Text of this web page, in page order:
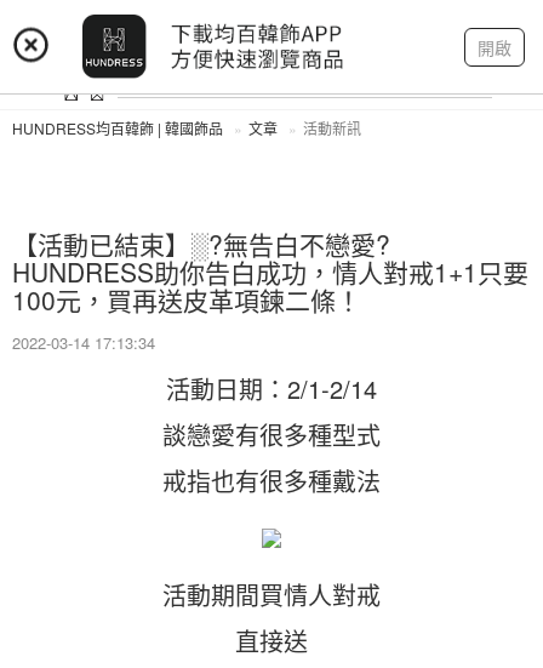
開啟
登入 註冊 我的帳戶
HUNDRESS均百韓飾 | 韓國飾品 文章 活動新訊
【活動已結束】░?無告白不戀愛?
HUNDRESS助你告白成功，情人對戒1+1只要
100元，買再送皮革項鍊二條！
2022-03-14 17:13:34
活動日期：2/1-2/14
談戀愛有很多種型式
戒指也有很多種戴法
活動期間買情人對戒
直接送